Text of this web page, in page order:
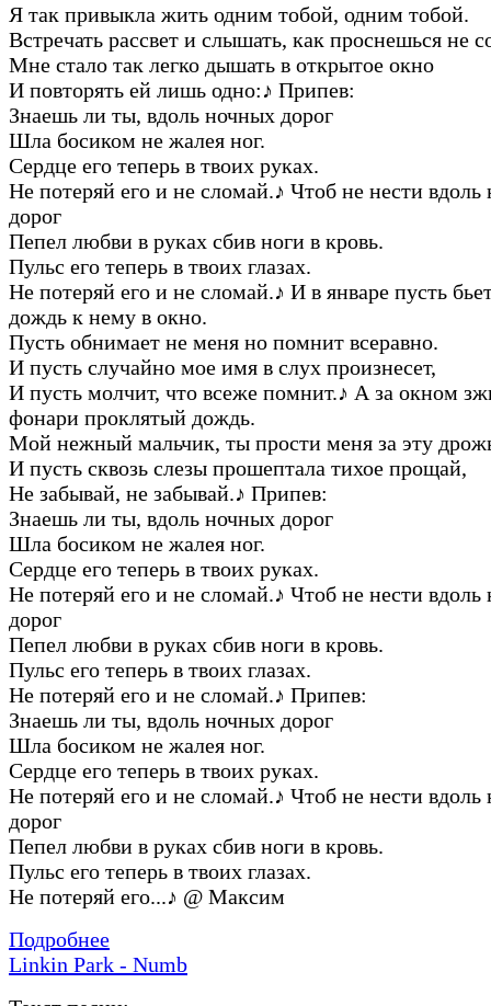
Я так привыкла жить одним тобой, одним тобой.
Встречать рассвет и слышать, как проснешься не
Мне стало так легко дышать в открытое окно
И повторять ей лишь одно:♪ Припев:
Знаешь ли ты, вдоль ночных дорог
Шла босиком не жалея ног.
Сердце его теперь в твоих руках.
Не потеряй его и не сломай.♪ Чтоб не нести вдоль
дорог
Пепел любви в руках сбив ноги в кровь.
Пульс его теперь в твоих глазах.
Не потеряй его и не сломай.♪ И в январе пусть
дождь к нему в окно.
Пусть обнимает не меня но помнит всеравно.
И пусть случайно мое имя в слух произнесет,
И пусть молчит, что всеже помнит.♪ А за окном
фонари проклятый дождь.
Мой нежный мальчик, ты прости меня за эту
И пусть сквозь слезы прошептала тихое прощай,
Не забывай, не забывай.♪ Припев:
Знаешь ли ты, вдоль ночных дорог
Шла босиком не жалея ног.
Сердце его теперь в твоих руках.
Не потеряй его и не сломай.♪ Чтоб не нести вдоль
дорог
Пепел любви в руках сбив ноги в кровь.
Пульс его теперь в твоих глазах.
Не потеряй его и не сломай.♪ Припев:
Знаешь ли ты, вдоль ночных дорог
Шла босиком не жалея ног.
Сердце его теперь в твоих руках.
Не потеряй его и не сломай.♪ Чтоб не нести вдоль
дорог
Пепел любви в руках сбив ноги в кровь.
Пульс его теперь в твоих глазах.
Не потеряй его...♪ @ Максим
Подробнее
Linkin Park - Numb